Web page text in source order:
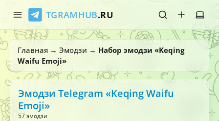
TGRAMHUB.RU
Главная
Стикеры
Боты
Главная → Эмодзи → Набор эмодзи «Keqing
Waifu Emoji»
Эмодзи Telegram «Keqing Waifu
Emoji»
57 эмодзи